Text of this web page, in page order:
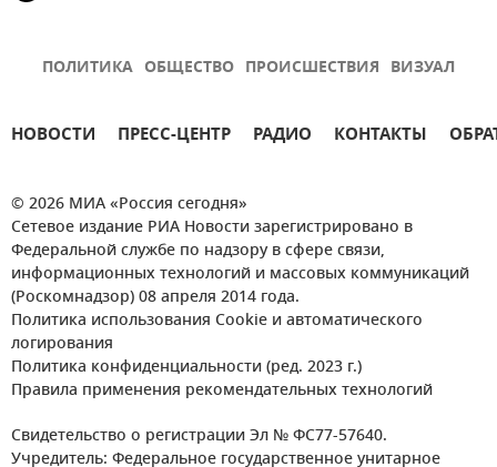
ПОЛИТИКА ОБЩЕСТВО ПРОИСШЕСТВИЯ ВИЗУАЛ
НОВОСТИ ПРЕСС-ЦЕНТР РАДИО КОНТАКТЫ
© 2026 МИА «Россия сегодня»
Сетевое издание РИА Новости зарегистрировано в
Федеральной службе по надзору в сфере связи,
информационных технологий и массовых коммуникаций
(Роскомнадзор) 08 апреля 2014 года.
Политика использования Cookie и автоматического
логирования
Политика конфиденциальности (ред. 2023 г.)
Правила применения рекомендательных технологий
Свидетельство о регистрации Эл № ФС77-57640.
Учредитель: Федеральное государственное унитарное